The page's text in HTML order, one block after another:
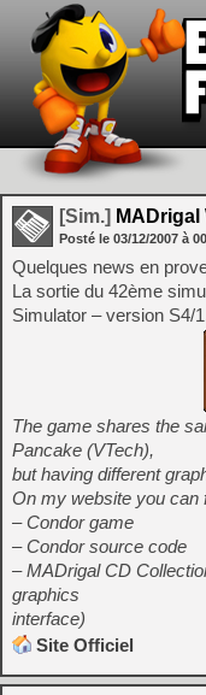
[Sim.] MADrigal
Posté le 03/12/2007 à
Quelques news en
La sortie du 42ème
Simulator – version S4/
The game shares the
Pancake (VTech),
but having different
On my website you can
– Condor game
– Condor source code
– MADrigal CD
graphics
interface)
Site Officiel